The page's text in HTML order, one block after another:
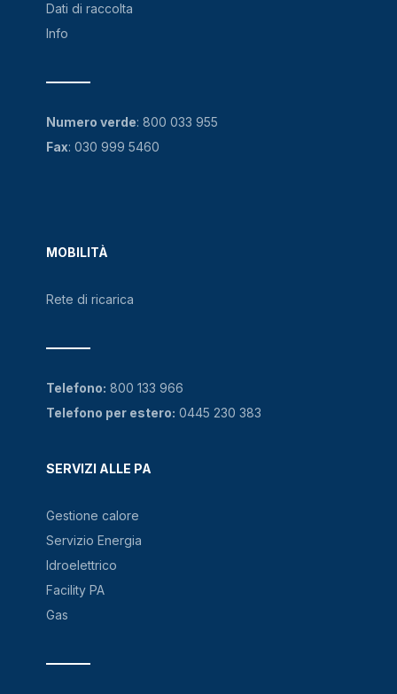
Dati di raccolta
Info
MOBILITÀ
Rete di ricarica
SERVIZI ALLE PA
Gestione calore
Servizio Energia
Idroelettrico
Facility PA
Gas
Numero verde: 800 033 955
Fax: 030 999 5460
Telefono: 800 133 966
Telefono per estero: 0445 230 383